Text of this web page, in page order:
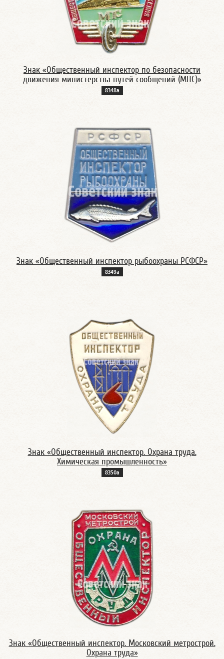
Знак «Общественный инспектор по безопасности
движения министерства путей сообщений (МПС)»
8348а
Знак «Общественный инспектор рыбоохраны РСФСР»
8349а
Знак «Общественный инспектор. Охрана труда.
Химическая промышленность»
8350а
Знак «Общественный инспектор. Московский метрострой.
Охрана труда»